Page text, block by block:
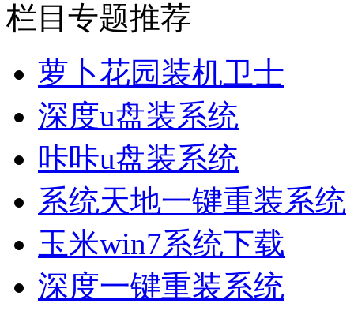
栏目专题推荐
萝卜花园装机卫士
深度u盘装系统
咔咔u盘装系统
系统天地一键重装系统
玉米win7系统下载
深度一键重装系统